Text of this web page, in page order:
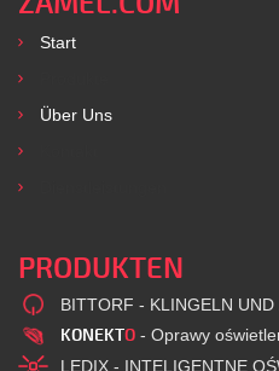
Start
Über Uns
PRODUKTEN
BITTORF - KLINGELN UND
KONEKTO - Oprawy
LEDIX - INTELIGENTNE